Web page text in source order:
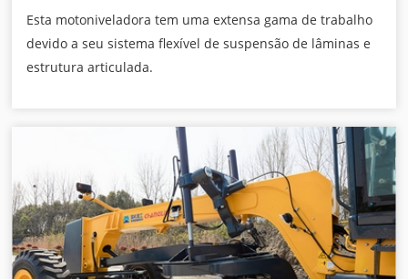
Esta motoniveladora tem uma extensa gama de trabalho
devido a seu sistema flexível de suspensão de lâminas e
estrutura articulada.